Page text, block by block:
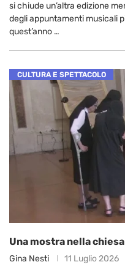
si chiude un’altra edizione
degli appuntamenti musicali
quest’anno …
CULTURA E SPETTACOLO
Una mostra nella
Gina Nesti 11 Luglio 2026